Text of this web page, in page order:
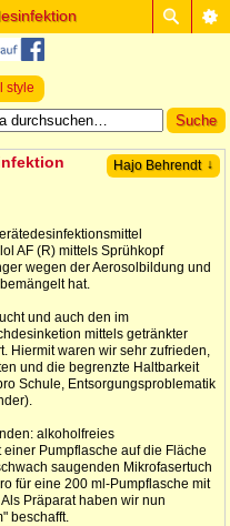
style
Hajo Behrendt ↓
AF (R) mittels Sprühkopf
wegen der Aerosolbildung und
hat.
und auch den im
mittels getränkter
Hiermit waren wir sehr zufrieden,
und die begrenzte Haltbarkeit
Schule, Entsorgungsproblematik
alkoholfreies
Pumpflasche auf die Fläche
saugenden Mikrofasertuch
für eine 200 ml-Pumpflasche mit
Präparat haben wir nun
beschafft.